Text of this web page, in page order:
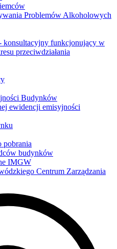
Problemów Alkoholowych
konsultacyjny funkcjonujący w
przeciwdziałania
Budynków
ewidencji emisyjności
pobrania
budynków
IMGW
Centrum Zarządzania